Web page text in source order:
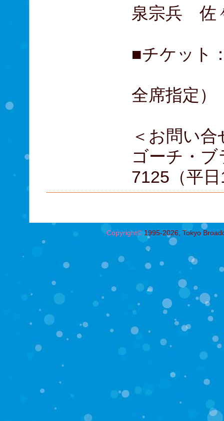
泉宗兵 佐
■チケット
全席指定）
＜お問い
ゴーチ・
7125（平
Copyright©1995-2026, Tokyo